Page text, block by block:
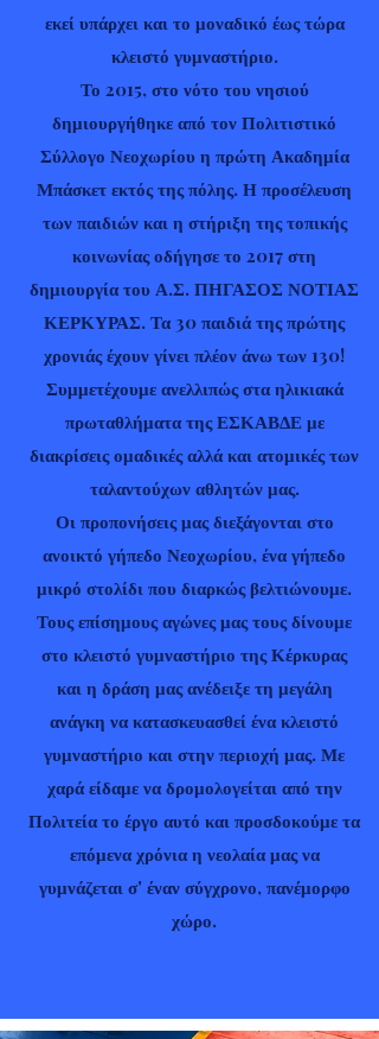
εκεί υπάρχει και το μοναδικό έως τώρα
κλειστό γυμναστήριο.
Το 2015, στο νότο του νησιού
δημιουργήθηκε από τον Πολιτιστικό
Σύλλογο Νεοχωρίου η πρώτη Ακαδημία
Μπάσκετ εκτός της πόλης. Η προσέλευση
των παιδιών και η στήριξη της τοπικής
κοινωνίας οδήγησε το 2017 στη
δημιουργία του Α.Σ. ΠΗΓΑΣΟΣ ΝΟΤΙΑΣ
ΚΕΡΚΥΡΑΣ. Τα 30 παιδιά της πρώτης
χρονιάς έχουν γίνει πλέον άνω των 130!
Συμμετέχουμε ανελλιπώς στα ηλικιακά
πρωταθλήματα της ΕΣΚΑΒΔΕ με
διακρίσεις ομαδικές αλλά και ατομικές των
ταλαντούχων αθλητών μας.
Οι προπονήσεις μας διεξάγονται στο
ανοικτό γήπεδο Νεοχωρίου, ένα γήπεδο
μικρό στολίδι που διαρκώς βελτιώνουμε.
Τους επίσημους αγώνες μας τους δίνουμε
στο κλειστό γυμναστήριο της Κέρκυρας
και η δράση μας ανέδειξε τη μεγάλη
ανάγκη να κατασκευασθεί ένα κλειστό
γυμναστήριο και στην περιοχή μας. Με
χαρά είδαμε να δρομολογείται από την
Πολιτεία το έργο αυτό και προσδοκούμε τα
επόμενα χρόνια η νεολαία μας να
γυμνάζεται σ' έναν σύγχρονο, πανέμορφο
χώρο.